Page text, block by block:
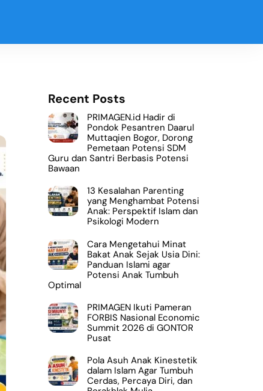
Recent Posts
PRIMAGEN.id Hadir di
Pondok Pesantren Daarul
Muttaqien Bogor, Dorong
Pemetaan Potensi SDM
Guru dan Santri Berbasis Potensi
Bawaan
13 Kesalahan Parenting
yang Menghambat Potensi
Anak: Perspektif Islam dan
Psikologi Modern
Cara Mengetahui Minat
Bakat Anak Sejak Usia Dini:
Panduan Islami agar
Potensi Anak Tumbuh
Optimal
PRIMAGEN Ikuti Pameran
FORBIS Nasional Economic
Summit 2026 di GONTOR
Pusat
Pola Asuh Anak Kinestetik
dalam Islam Agar Tumbuh
Cerdas, Percaya Diri, dan